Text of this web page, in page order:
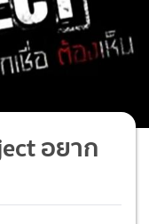
อยาก